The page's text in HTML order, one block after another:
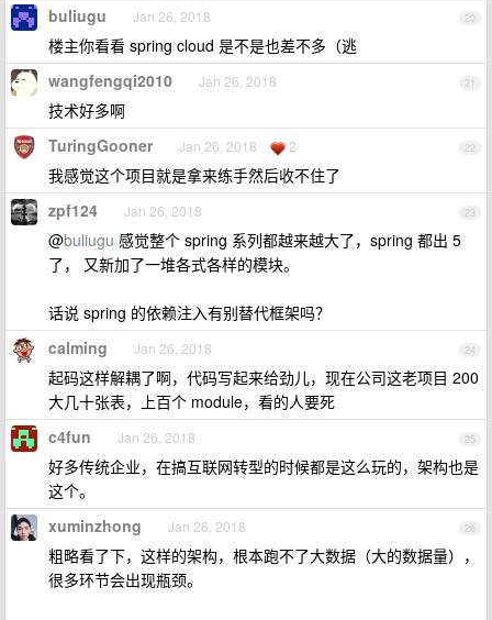
20
buliugu Jan 26, 2018
楼主你看看 spring cloud 是不是也差不多（逃
21
wangfengqi2010 Jan 26, 2018
技术好多啊
22
TuringGooner Jan 26, 2018 2
我感觉这个项目就是拿来练手然后收不住了
23
zpf124 Jan 26, 2018
@buliugu 感觉整个 spring 系列都越来越大了，spring 都出 5
了， 又新加了一堆各式各样的模块。
话说 spring 的依赖注入有别替代框架吗？
24
calming Jan 26, 2018
起码这样解耦了啊，代码写起来给劲儿，现在公司这老项目 200
大几十张表，上百个 module，看的人要死
25
c4fun Jan 26, 2018
好多传统企业，在搞互联网转型的时候都是这么玩的，架构也是
这个。
26
xuminzhong Jan 26, 2018
粗略看了下，这样的架构，根本跑不了大数据（大的数据量），
很多环节会出现瓶颈。